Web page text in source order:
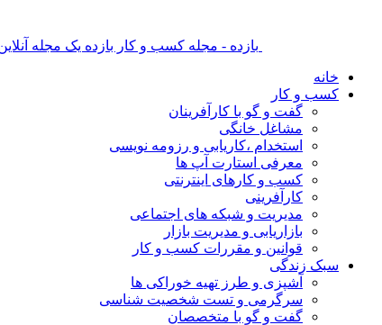
بازده - مجله کسب و کار بازده یک مجله
خانه
کسب و کار
گفت و گو با کارآفرینان
مشاغل خانگی
استخدام ،کاریابی و رزومه نویسی
معرفی استارت آپ ها
کسب و کارهای اینترنتی
کارآفرینی
مدیریت و شبکه های اجتماعی
بازاریابی و مدیریت بازار
قوانین و مقررات کسب و کار
سبک زندگی
آشپزی و طرز تهیه خوراکی ها
سرگرمی و تست شخصیت شناسی
گفت و گو با متخصصان